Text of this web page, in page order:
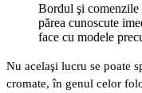
Bordul şi
părea cunoscute
face cu modele
Nu acelaşi lucru se poate
cromate, în genul celor